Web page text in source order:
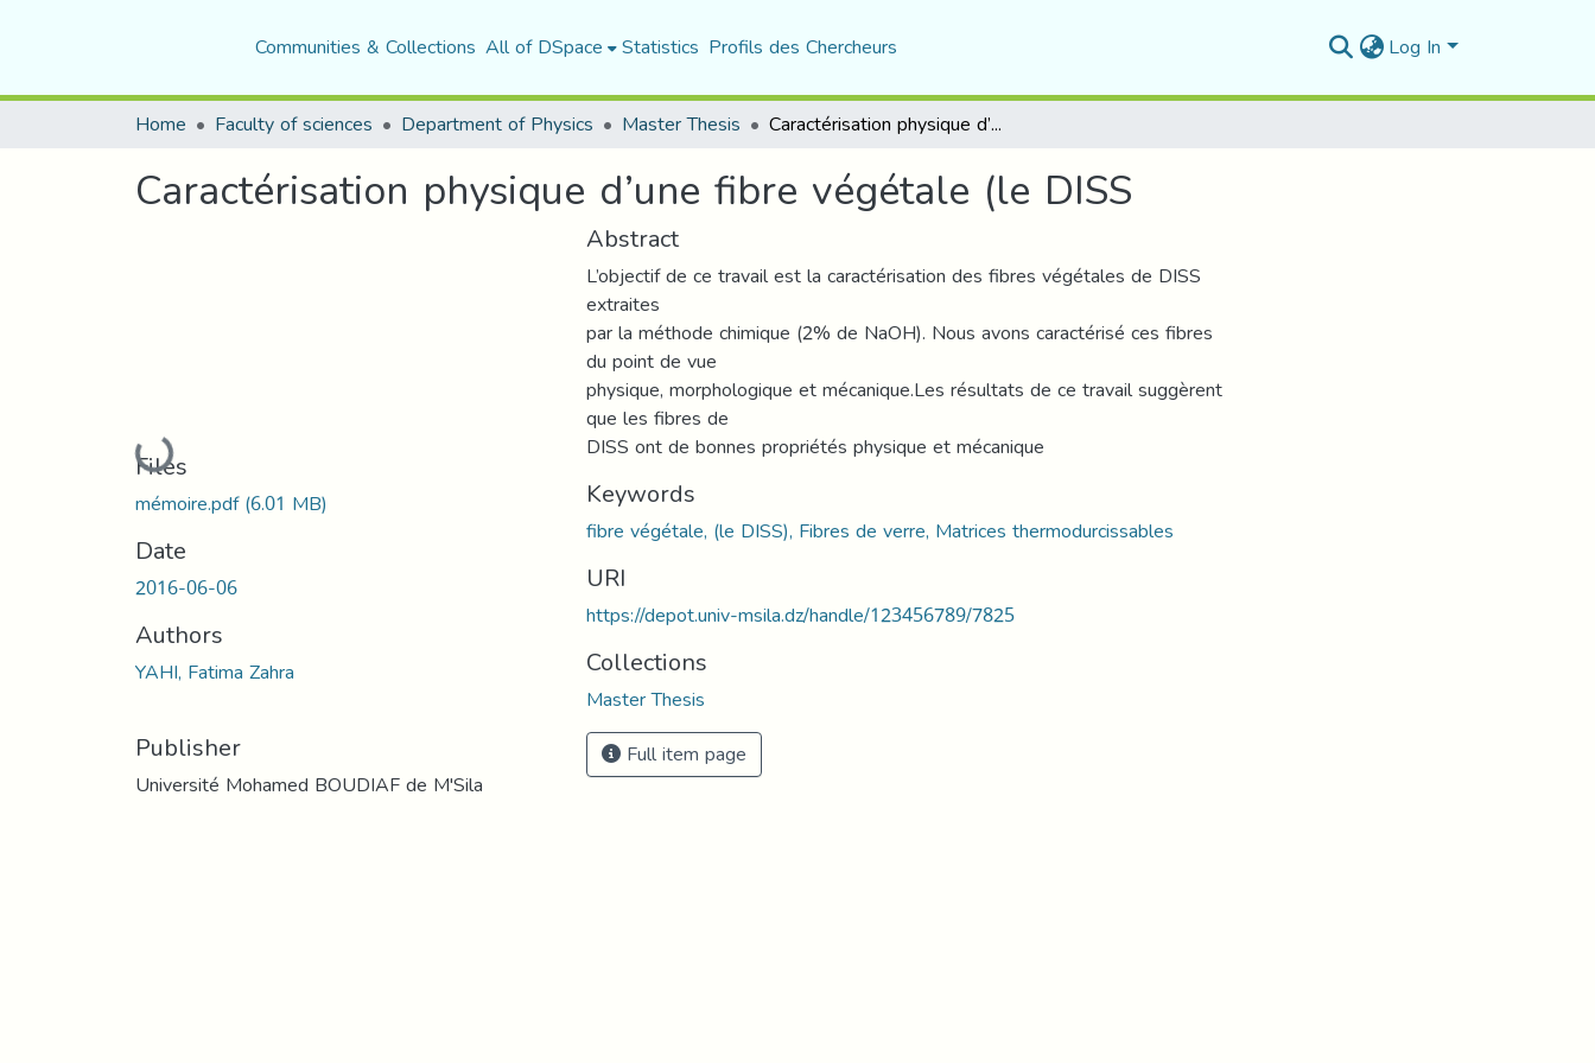
Communities & Collections All of DSpace Statistics Profils des Chercheurs Log In
Home Faculty of sciences Department of Physics Master Thesis Caractérisation physique d’une fibre végétale (le DISS
Caractérisation physique d’une fibre végétale (le DISS
Loading...
Files
mémoire.pdf(6.01 MB)
Date
2016-06-06
Authors
YAHI, Fatima Zahra
Publisher
Université Mohamed BOUDIAF de M'Sila
Abstract
L’objectif de ce travail est la caractérisation des fibres végétales de DISS
extraites
par la méthode chimique (2% de NaOH). Nous avons caractérisé ces fibres
du point de vue
physique, morphologique et mécanique.Les résultats de ce travail suggèrent
que les fibres de
DISS ont de bonnes propriétés physique et mécanique
Keywords
fibre végétale, (le DISS), Fibres de verre, Matrices thermodurcissables
URI
https://depot.univ-msila.dz/handle/123456789/7825
Collections
Master Thesis
Full item page